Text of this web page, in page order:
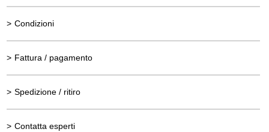
> Condizioni
> Fattura / pagamento
> Spedizione / ritiro
> Contatta esperti